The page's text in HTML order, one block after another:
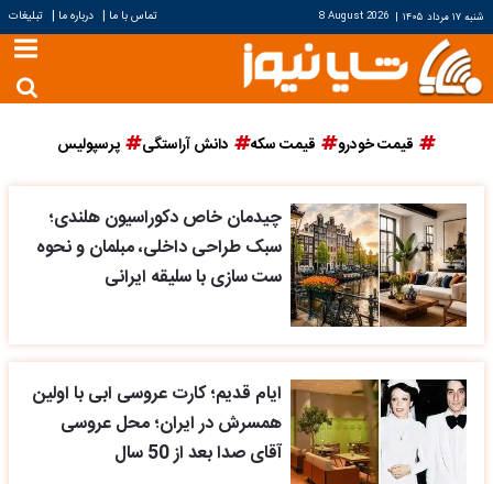
شنبه ۱۷ مرداد ۱۴۰۵ |
8 August 2026 تماس با ما | درباره ما | تبلیغات
قیمت خودرو قیمت سکه دانش آراستگی پرسپولیس
چیدمان خاص دکوراسیون هلندی؛
سبک طراحی داخلی، مبلمان و نحوه
ست سازی با سلیقه ایرانی
ایام قدیم؛ کارت عروسی ابی با اولین
همسرش در ایران؛ محل عروسی
آقای صدا بعد از 50 سال